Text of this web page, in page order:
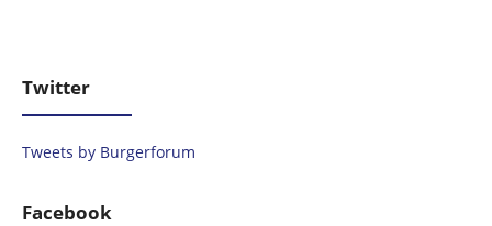
Twitter
Tweets by Burgerforum
Facebook